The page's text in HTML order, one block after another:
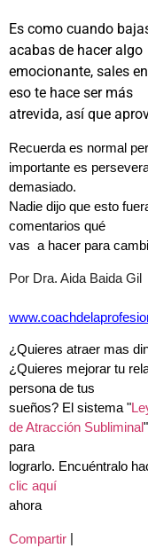
Es como cuando
acabas de hacer algo
emocionante, sales
eso te hace ser más
atrevida, así que
Recuerda es normal
importante es
demasiado.
Nadie dijo que esto
comentarios qué
vas a hacer para
Por Dra. Aida Baida Gil
¿Quieres atraer mas
¿Quieres mejorar tu
persona de tus
sueños? El sistema "
de Atracción Subliminal
para
lograrlo. Encuéntralo
clic aquí
ahora
Compartir |